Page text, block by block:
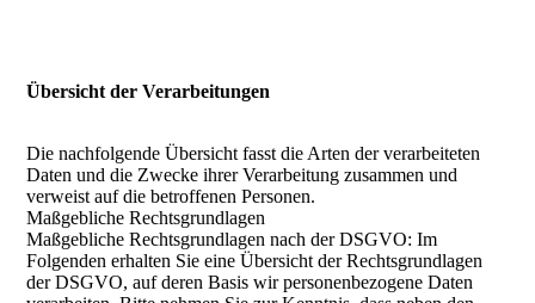
Übersicht der Verarbeitungen
Die nachfolgende Übersicht fasst die Arten der verarbeiteten
Daten und die Zwecke ihrer Verarbeitung zusammen und
verweist auf die betroffenen Personen.
Maßgebliche Rechtsgrundlagen
Maßgebliche Rechtsgrundlagen nach der DSGVO: Im
Folgenden erhalten Sie eine Übersicht der Rechtsgrundlagen
der DSGVO, auf deren Basis wir personenbezogene Daten